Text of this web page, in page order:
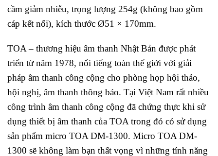
cầm giảm nhiễu, trọng lượng 254g (không bao gồm
cáp kết nối), kích thước Ø51 × 170mm.
TOA – thương hiệu âm thanh Nhật Bản được phát
triển từ năm 1978, nổi tiếng toàn thế giới với giải
pháp âm thanh công cộng cho phòng họp hội thảo,
hội nghị, âm thanh thông báo. Tại Việt Nam rất nhiều
công trình âm thanh công cộng đã chứng thực khi sử
dụng thiết bị âm thanh của TOA trong đó có sử dụng
sản phẩm micro TOA DM-1300. Micro TOA DM-
1300 sẽ không làm bạn thất vọng vì những tính năng